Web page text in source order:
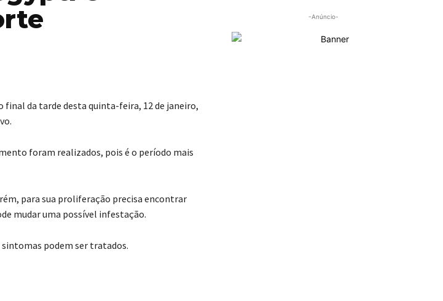
final da tarde desta quinta-feira, 12 de janeiro,
foram realizados, pois é o período mais
para sua proliferação precisa encontrar
mudar uma possível infestação.
sintomas podem ser tratados.
-Anúncio-